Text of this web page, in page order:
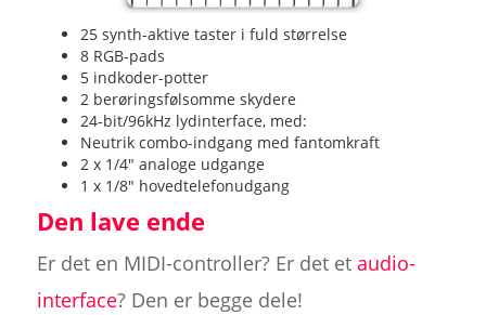
25 synth-aktive taster i fuld størrelse
8 RGB-pads
5 indkoder-potter
2 berøringsfølsomme skydere
24-bit/96kHz lydinterface, med:
Neutrik combo-indgang med fantomkraft
2 x 1/4" analoge udgange
1 x 1/8" hovedtelefonudgang
Den lave ende
Er det en MIDI-controller? Er det et audio-
interface? Den er begge dele!